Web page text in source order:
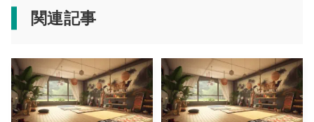
関連記事